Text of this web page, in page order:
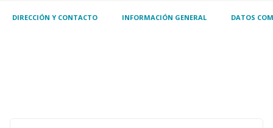
DIRECCIÓN Y CONTACTO INFORMACIÓN GENERAL DATOS